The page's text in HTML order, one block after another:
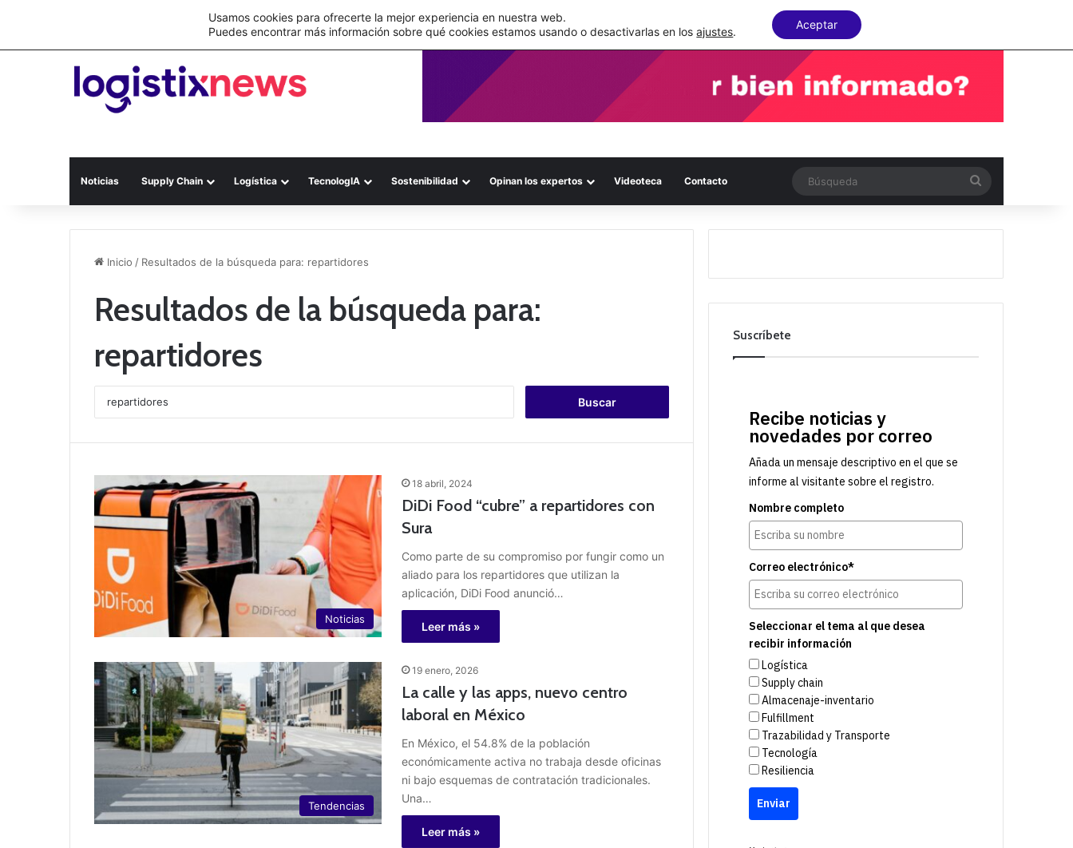
Nueva Ley Aduanera eleva el costo de los errores documentales
Noticias Supply Chain Logística TecnologIA Sostenibilidad Opinan los expertos Videoteca Contacto
Inicio / Resultados de la búsqueda para: repartidores
Resultados de la búsqueda para:
repartidores
c
Noticias
18 abril, 2024
DiDi Food “cubre” a repartidores con
Sura
Como parte de su compromiso por fungir como un
aliado para los repartidores que utilizan la
aplicación, DiDi Food anunció…
Leer más »
Tendencias
19 enero, 2026
La calle y las apps, nuevo centro
laboral en México
En México, el 54.8% de la población
económicamente activa no trabaja desde oficinas
ni bajo esquemas de contratación tradicionales.
Una…
Leer más »
Suscríbete
Recibe noticias y
novedades por correo
Añada un mensaje descriptivo en el que se
informe al visitante sobre el registro.
Nombre completo
Correo electrónico*
Seleccionar el tema al que desea
recibir información
Logística
Supply chain
Almacenaje-inventario
Fulfillment
Trazabilidad y Transporte
Tecnología
Resiliencia
Enviar
Usamos cookies para ofrecerte la mejor experiencia en nuestra web.
Puedes encontrar más información sobre qué cookies estamos usando o desactivarlas en losajustes.
Aceptar